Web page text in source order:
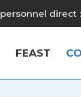
direct :
FEAST